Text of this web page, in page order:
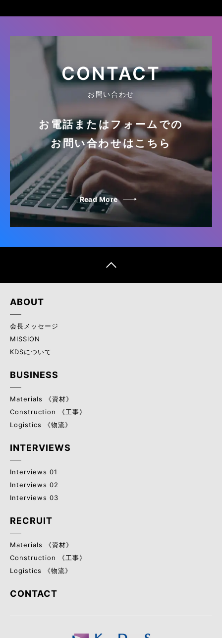
CONTACT
お問い合わせ
お電話またはフォームでの
お問い合わせはこちら
Read More
ABOUT
会長メッセージ
MISSION
KDSについて
BUSINESS
Materials 《資材》
Construction 《工事》
Logistics 《物流》
INTERVIEWS
Interviews 01
Interviews 02
Interviews 03
RECRUIT
Materials 《資材》
Construction 《工事》
Logistics 《物流》
CONTACT